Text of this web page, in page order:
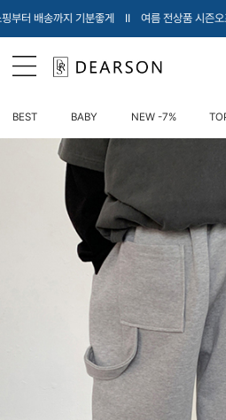
름 전상품 시즌오프세일 최대 40% OFF Ι 내
BEST BABY NEW -7%